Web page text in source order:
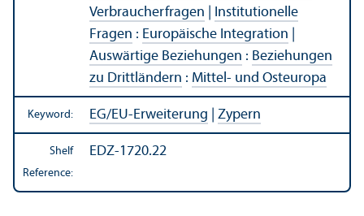
Verbraucherfragen
Institutionelle
Fragen : Europäische Integration
Auswärtige Beziehungen : Beziehungen
zu Drittländern : Mittel- und Osteuropa
Keyword: EG/EU-Erweiterung Zypern
Shelf
Reference:
EDZ-1720.22